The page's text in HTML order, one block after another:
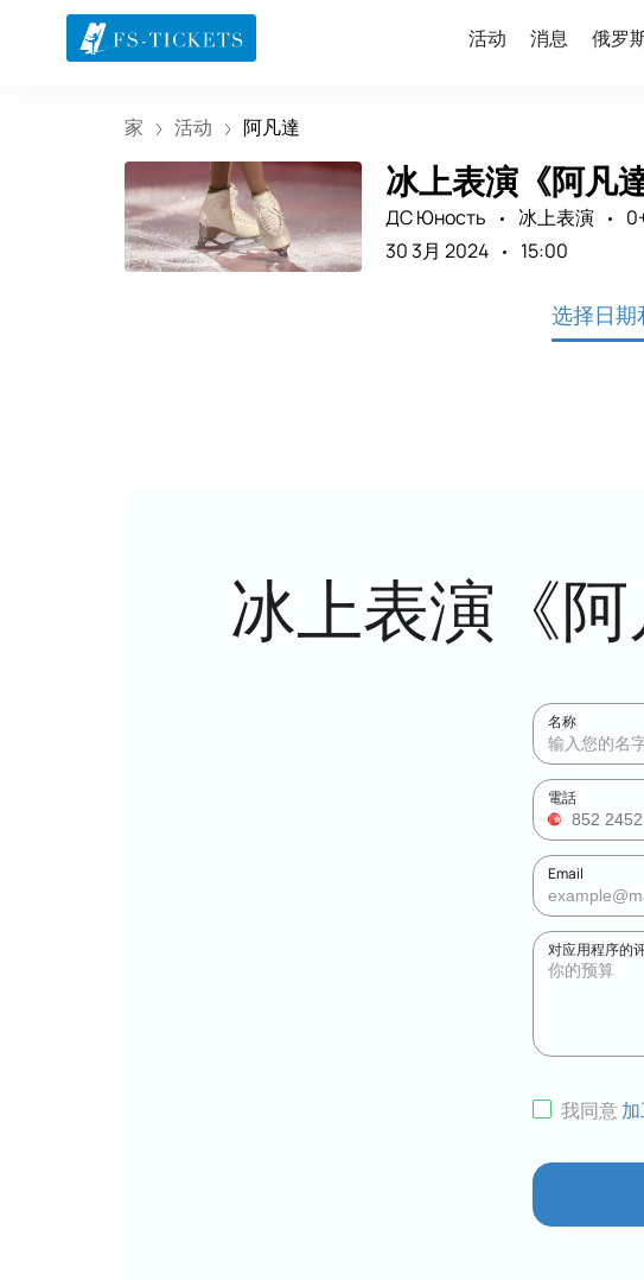
活动 消息 俄罗
家 活动 阿凡達
冰上表演《阿凡
ДС Юность 冰上表演
30 3月 2024
15:00
选择日期
冰上表演《
名称
電話
Email
对应用程序的
我同意